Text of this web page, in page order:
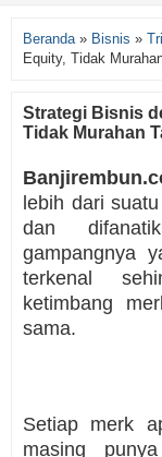
Beranda » Bisnis »
Equity, Tidak
Strategi Bisnis
Tidak Murahan
lebih dari
dan
gampangnya
terkenal
ketimbang
sama.
Setiap merk
masing